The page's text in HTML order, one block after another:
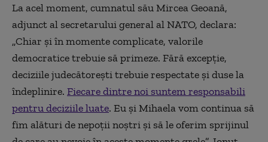
La acel moment, cumnatul său Mircea Geoană,
adjunct al secretarului general al NATO, declara:
„Chiar şi în momente complicate, valorile
democratice trebuie să primeze. Fără excepţie,
deciziile judecătoreşti trebuie respectate şi duse la
îndeplinire. Fiecare dintre noi suntem responsabili
pentru deciziile luate. Eu şi Mihaela vom continua să
fim alături de nepoţii noştri şi să le oferim sprijinul